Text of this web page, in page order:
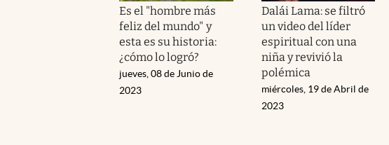
Es el "hombre más
feliz del mundo" y
esta es su historia:
¿cómo lo logró?
jueves, 08 de Junio de
2023
Dalái Lama: se filtró
un video del líder
espiritual con una
niña y revivió la
polémica
miércoles, 19 de Abril de
2023